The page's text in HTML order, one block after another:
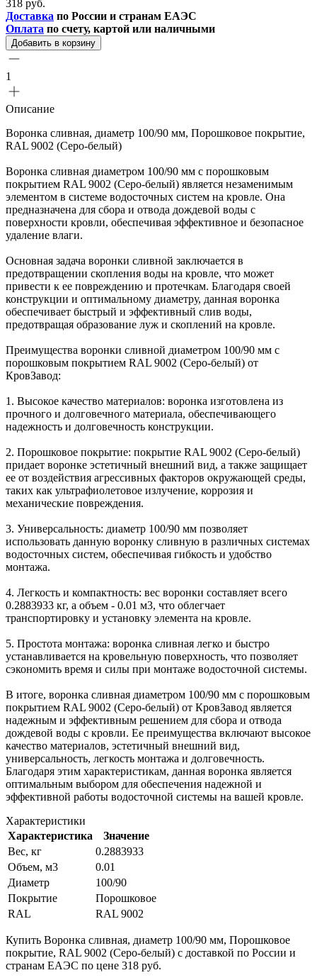
318 руб.
Доставка по России и странам ЕАЭС
Оплата по счету, картой или наличными
Добавить в корзину
1
Описание
Воронка сливная, диаметр 100/90 мм, Порошковое покрытие,
RAL 9002 (Серо-белый)
Воронка сливная диаметром 100/90 мм с порошковым
покрытием RAL 9002 (Серо-белый) является незаменимым
элементом в системе водосточных систем на кровле. Она
предназначена для сбора и отвода дождевой воды с
поверхности кровли, обеспечивая эффективное и безопасное
удаление влаги.
Основная задача воронки сливной заключается в
предотвращении скопления воды на кровле, что может
привести к ее повреждению и протечкам. Благодаря своей
конструкции и оптимальному диаметру, данная воронка
обеспечивает быстрый и эффективный слив воды,
предотвращая образование луж и скоплений на кровле.
Преимущества воронки сливной диаметром 100/90 мм с
порошковым покрытием RAL 9002 (Серо-белый) от
КровЗавод:
1. Высокое качество материалов: воронка изготовлена из
прочного и долговечного материала, обеспечивающего
надежность и долговечность конструкции.
2. Порошковое покрытие: покрытие RAL 9002 (Серо-белый)
придает воронке эстетичный внешний вид, а также защищает
ее от воздействия агрессивных факторов окружающей среды,
таких как ультрафиолетовое излучение, коррозия и
механические повреждения.
3. Универсальность: диаметр 100/90 мм позволяет
использовать данную воронку сливную в различных системах
водосточных систем, обеспечивая гибкость и удобство
монтажа.
4. Легкость и компактность: вес воронки составляет всего
0.2883933 кг, а объем - 0.01 м3, что облегчает
транспортировку и установку элемента на кровле.
5. Простота монтажа: воронка сливная легко и быстро
устанавливается на кровельную поверхность, что позволяет
сэкономить время и силы при монтаже водосточной системы.
В итоге, воронка сливная диаметром 100/90 мм с порошковым
покрытием RAL 9002 (Серо-белый) от КровЗавод является
надежным и эффективным решением для сбора и отвода
дождевой воды с кровли. Ее преимущества включают высокое
качество материалов, эстетичный внешний вид,
универсальность, легкость монтажа и долговечность.
Благодаря этим характеристикам, данная воронка является
оптимальным выбором для обеспечения надежной и
эффективной работы водосточной системы на вашей кровле.
Характеристики
Характеристика
Значение
Вес, кг
0.2883933
Объем, м3
0.01
Диаметр
100/90
Покрытие
Порошковое
RAL
RAL 9002
Купить Воронка сливная, диаметр 100/90 мм, Порошковое
покрытие, RAL 9002 (Серо-белый) с доставкой по России и
странам ЕАЭС по цене 318 руб.